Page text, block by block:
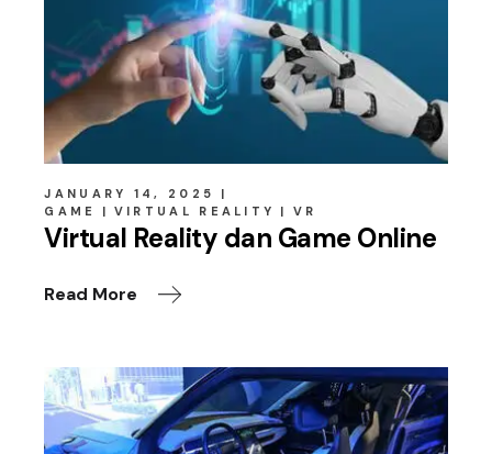
JANUARY 14, 2025
GAME
VIRTUAL REALITY VR
Virtual Reality dan Game Online
Read More